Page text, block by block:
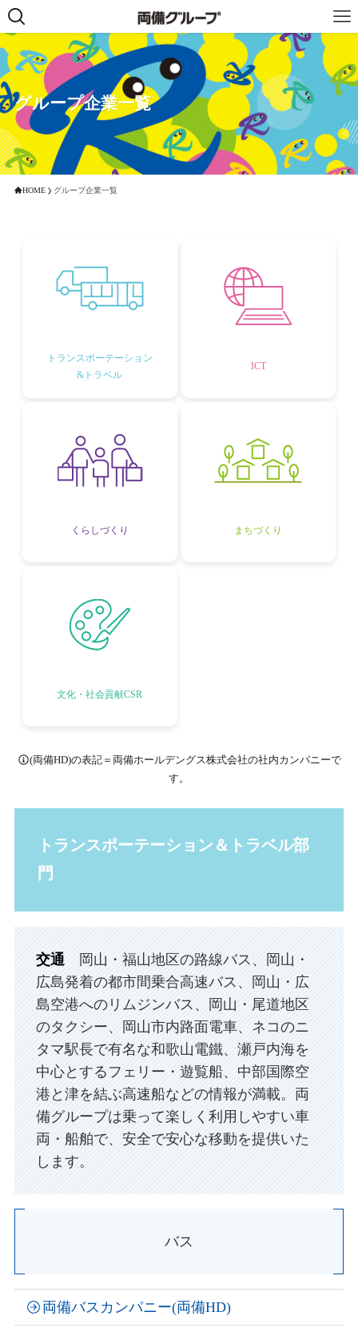
グループ企業一覧
HOME グループ企業一覧
トランスポーテーション
&トラベル
ICT
くらしづくり まちづくり
文化・社会貢献CSR
(両備HD)の表記＝両備ホールデングス株式会社の社内カンパニーで
す。
トランスポーテーション＆トラベル部
門
交通岡山・福山地区の路線バス、岡山・
広島発着の都市間乗合高速バス、岡山・広
島空港へのリムジンバス、岡山・尾道地区
のタクシー、岡山市内路面電車、ネコのニ
タマ駅長で有名な和歌山電鐵、瀬戸内海を
中心とするフェリー・遊覧船、中部国際空
港と津を結ぶ高速船などの情報が満載。両
備グループは乗って楽しく利用しやすい車
両・船舶で、安全で安心な移動を提供いた
します。
バス
両備バスカンパニー(両備HD)